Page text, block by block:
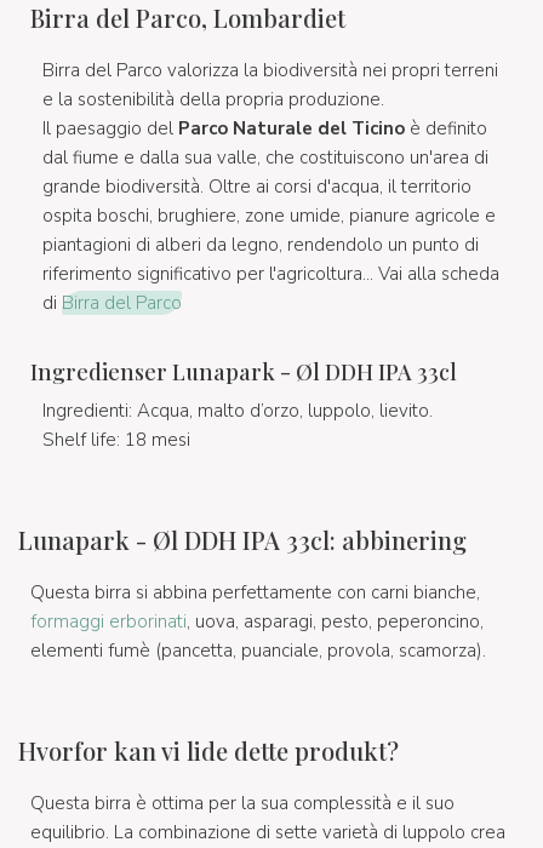
Birra del Parco, Lombardiet
Birra del Parco valorizza la biodiversità nei propri terreni
e la sostenibilità della propria produzione.
Il paesaggio del Parco Naturale del Ticino è definito
dal fiume e dalla sua valle, che costituiscono un'area di
grande biodiversità. Oltre ai corsi d'acqua, il territorio
ospita boschi, brughiere, zone umide, pianure agricole e
piantagioni di alberi da legno, rendendolo un punto di
riferimento significativo per l'agricoltura... Vai alla scheda
di Birra del Parco
Ingredienser Lunapark - Øl DDH IPA 33cl
Ingredienti: Acqua, malto d’orzo, luppolo, lievito.
Shelf life: 18 mesi
Lunapark - Øl DDH IPA 33cl: abbinering
Questa birra si abbina perfettamente con carni bianche,
formaggi erborinati, uova, asparagi, pesto, peperoncino,
elementi fumè (pancetta, puanciale, provola, scamorza).
Hvorfor kan vi lide dette produkt?
Questa birra è ottima per la sua complessità e il suo
equilibrio. La combinazione di sette varietà di luppolo crea